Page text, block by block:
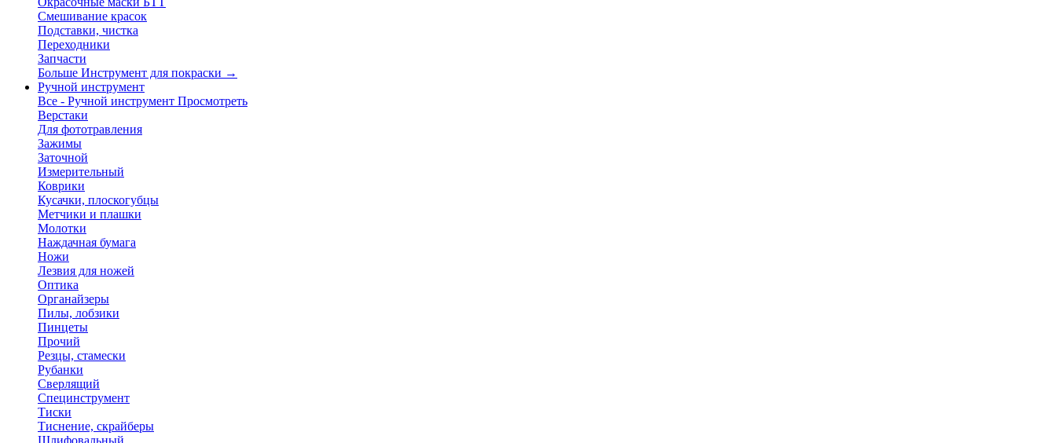
Смешивание красок
Подставки, чистка
Переходники
Запчасти
Больше Инструмент для покраски →
Ручной инструмент
Все - Ручной инструмент Просмотреть
Верстаки
Для фототравления
Зажимы
Заточной
Измерительный
Коврики
Кусачки, плоскогубцы
Метчики и плашки
Молотки
Наждачная бумага
Ножи
Лезвия для ножей
Оптика
Органайзеры
Пилы, лобзики
Пинцеты
Прочий
Резцы, стамески
Рубанки
Сверлящий
Специнструмент
Тиски
Тиснение, скрайберы
Шлифовальный